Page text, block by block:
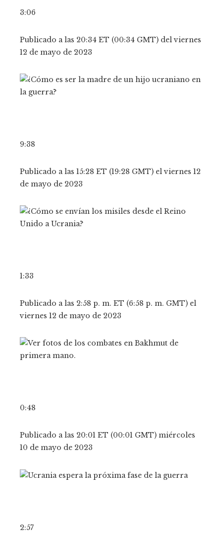
3:06
Publicado a las 20:34 ET (00:34 GMT) del viernes
12 de mayo de 2023
9:38
Publicado a las 15:28 ET (19:28 GMT) el viernes 12
de mayo de 2023
1:33
Publicado a las 2:58 p. m. ET (6:58 p. m. GMT) el
viernes 12 de mayo de 2023
0:48
Publicado a las 20:01 ET (00:01 GMT) miércoles
10 de mayo de 2023
2:57